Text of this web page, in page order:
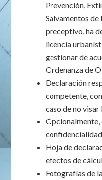
Prevención,
Salvamentos de
preceptivo, ha
licencia
gestionar de
Ordenanza de
Declaración
competente,
caso de no
Opcionalmente,
Hoja de
efectos de
Fotografías de